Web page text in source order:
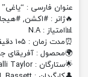
عنوان فارسی : “یاغی”
🔥ژانر : #اکشن,
📊امتیاز : N.A
⏰مدت زمان : ۱۰۵ دقیقه
🌍محصول : آفریقای
🌟ستارگان : Megan Fox, Jessica Sutton, Philip Winchester, Calli Taylor